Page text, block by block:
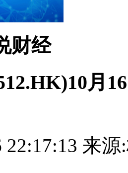
财经
月
22:17:13 来源